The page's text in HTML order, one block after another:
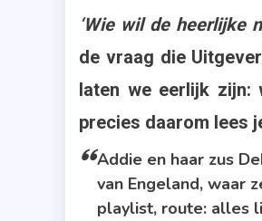
‘Wie wil de heerlijke
de vraag die
laten we eerlijk zijn:
precies daarom lees
Addie en haar zus
van Engeland, waar
playlist, route: alles